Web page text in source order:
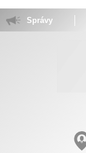
Správy
Vitajte na